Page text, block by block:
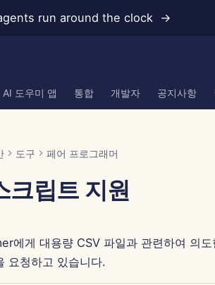
run around the clock →
도우미 앱 통합 개발자 공지사항
도구 페어 프로그래머
크립트 지원
에게 대용량 CSV 파일과 관련하여 의
요청하고 있습니다.